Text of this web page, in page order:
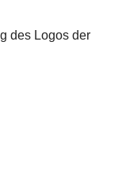
des Logos der